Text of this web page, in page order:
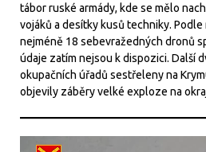
tábor ruské armády, kde se mělo
vojáků a desítky kusů techniky.
nejméně 18 sebevražedných dronů
údaje zatím nejsou k dispozici. Další
okupačních úřadů sestřeleny na
objevily záběry velké exploze na